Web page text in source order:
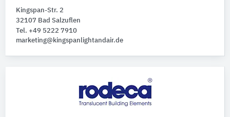
Kingspan-Str. 2
32107 Bad Salzuflen
Tel. +49 5222 7910
marketing@kingspanlightandair.de